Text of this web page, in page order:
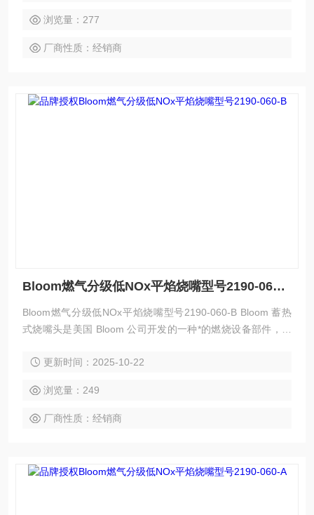
浏览量：277
厂商性质：经销商
Bloom燃气分级低NOx平焰烧嘴型号2190-060-B
Bloom燃气分级低NOx平焰烧嘴型号2190-060-B Bloom 蓄热
式烧嘴头是美国 Bloom 公司开发的一种*的燃烧设备部件，具
更新时间：2025-10-22
浏览量：249
厂商性质：经销商